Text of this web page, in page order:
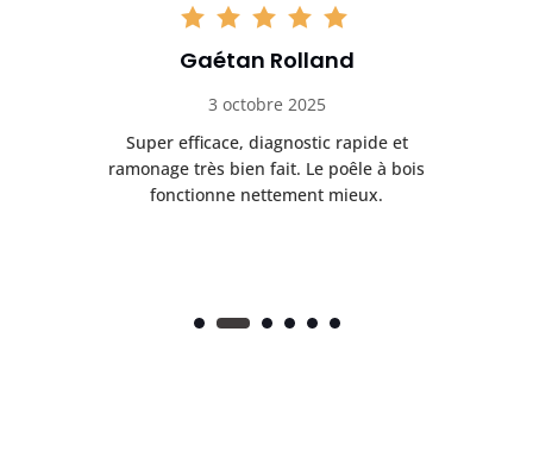
Gaétan Rolland
3 octobre 2025
Super efficace, diagnostic rapide et
ramonage très bien fait. Le poêle à bois
fonctionne nettement mieux.